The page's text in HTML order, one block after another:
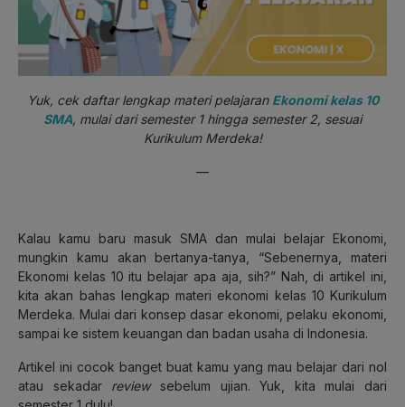
Yuk, cek daftar lengkap materi pelajaran Ekonomi kelas 10
SMA, mulai dari semester 1 hingga semester 2, sesuai
Kurikulum Merdeka!
—
Kalau kamu baru masuk SMA dan mulai belajar Ekonomi,
mungkin kamu akan bertanya-tanya, “Sebenernya, materi
Ekonomi kelas 10 itu belajar apa aja, sih?” Nah, di artikel ini,
kita akan bahas lengkap materi ekonomi kelas 10 Kurikulum
Merdeka. Mulai dari konsep dasar ekonomi, pelaku ekonomi,
sampai ke sistem keuangan dan badan usaha di Indonesia.
Artikel ini cocok banget buat kamu yang mau belajar dari nol
atau sekadar review sebelum ujian. Yuk, kita mulai dari